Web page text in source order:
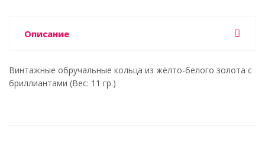
Описание
Винтажные обручальные кольца из жёлто-белого золота с
бриллиантами (Вес: 11 гр.)